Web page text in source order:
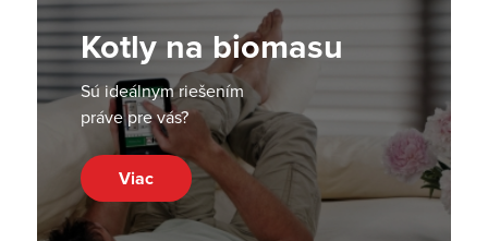
Kotly na biomasu
Sú ideálnym riešením
práve pre vás?
Viac